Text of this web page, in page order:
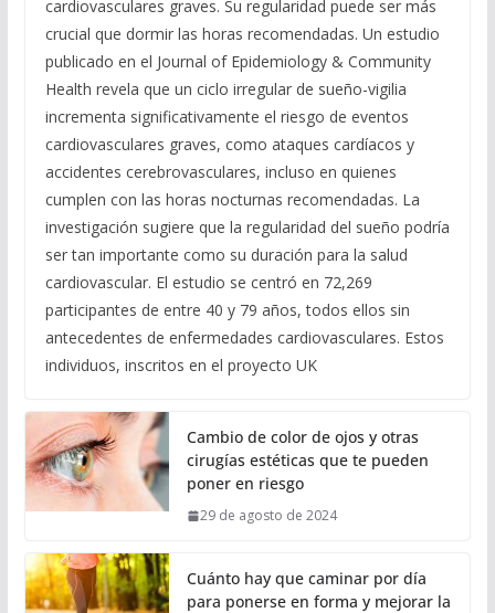
cardiovasculares graves. Su regularidad puede ser más
crucial que dormir las horas recomendadas. Un estudio
publicado en el Journal of Epidemiology & Community
Health revela que un ciclo irregular de sueño-vigilia
incrementa significativamente el riesgo de eventos
cardiovasculares graves, como ataques cardíacos y
accidentes cerebrovasculares, incluso en quienes
cumplen con las horas nocturnas recomendadas. La
investigación sugiere que la regularidad del sueño podría
ser tan importante como su duración para la salud
cardiovascular. El estudio se centró en 72,269
participantes de entre 40 y 79 años, todos ellos sin
antecedentes de enfermedades cardiovasculares. Estos
individuos, inscritos en el proyecto UK
Cambio de color de ojos y otras
cirugías estéticas que te pueden
poner en riesgo
29 de agosto de 2024
Cuánto hay que caminar por día
para ponerse en forma y mejorar la